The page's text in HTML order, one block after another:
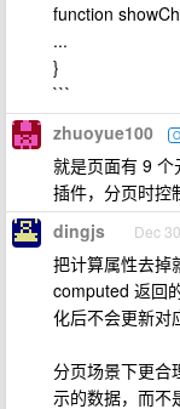
function
...
}
```
zhuoyue100
就是页面有 9
插件，分页时控
dingjs Dec
把计算属性去掉
computed 返回
化后不会更新对
分页场景下更合
示的数据，而不